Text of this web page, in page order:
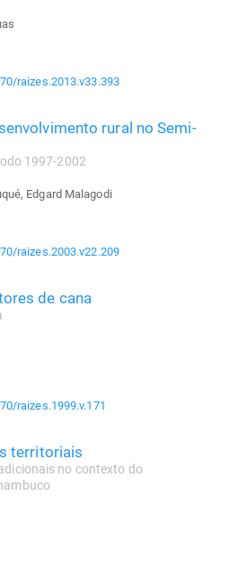
raizes.2013.v33.393
rural no Semi-
1997-2002
Edgard Malagodi
raizes.2003.v22.209
de cana
raizes.1999.v.171
territoriais
no contexto do